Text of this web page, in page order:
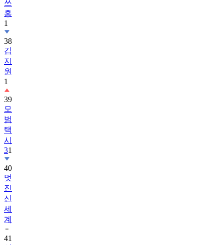
1
38
김
지
원
1
39
모
범
택
시
31
40
멋
진
신
세
계
41
신
이